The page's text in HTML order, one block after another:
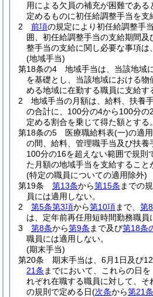
用による欠員の補充が困難であ
定めるものに初任給調整手当を支
2
前項の規定により初任給調整手
囲、初任給調整手当の支給期間及
整手当の支給に関し必要な事項は
(地域手当)
第18条の4
地域手当は、当該地域
を基礎とし、当該地域における物
める地域に在勤する職員に支給す
2
地域手当の月額は、給料、扶養
の合計に、100分の4から100分の
定める割合を乗じて得た額とする。
第18条の5
医療職給料表(一)の適
の間、給料、管理職手当及び扶養
100分の16を超えない範囲で規則
た月額の地域手当を支給すること
(特定の職員についての適用除外)
第19条
第13条から第15条 までの
員には適用しない。
2
第5条第3項から第10項まで、 第
は、定年前再任用短時間勤務職員
3
第8条から第9条 まで及び第18条
職員には適用しない。
(期末手当)
第20条
期末手当は、6月1日及び
21条 までにおいて、これらの日
れぞれ在職する職員に対して、そ
の規則で定める日(次条から第21条